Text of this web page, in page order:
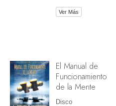
Ver Más
El Manual de
Funcionamiento
de la Mente
Disco